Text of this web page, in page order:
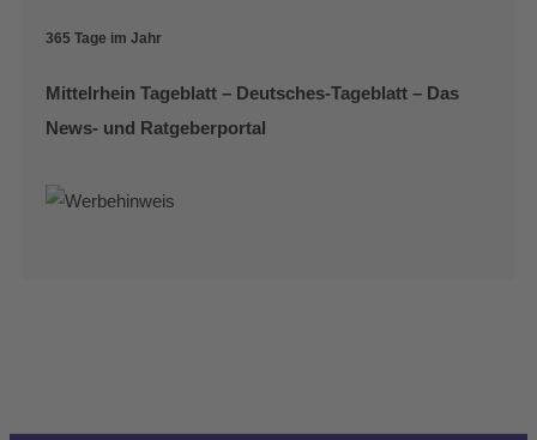
365 Tage im Jahr
Mittelrhein Tageblatt – Deutsches-Tageblatt – Das
News- und Ratgeberportal